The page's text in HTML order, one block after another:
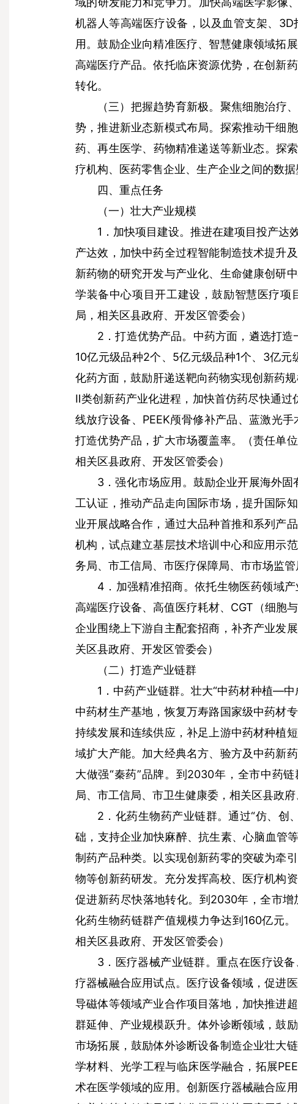
机器人等高端医疗设备，以及血管支架、
用。鼓励企业向精准医疗、智慧健康领域拓
高端医疗产品。依托临床资源优势，在创新
转化。
（三）把握趋势育新极。 聚焦细胞治疗
势，推进新业态新模式布局。探索推动干细
药、再生医学、药物精准递送等新业态。探
疗机构、医药零售企业、生产企业之间的数
四、重点任务
（一）壮大产业规模
1．加快项目建设。推进在建项目投产达
产达效，加快中药全过程智能制造技术提升
新药物的研究开发与产业化、生命健康创研
学装备中心项目开工建设，鼓励智慧医疗
局，相关区县政府、开发区管委会）
2．打造优势产品。中药方面，遴选打
10亿元级品种2个、5亿元级品种1个、3亿元
化药方面，鼓励肝递送靶向药物实现创新药
Ⅱ类创新药产业化进程，加快首仿药尽快通
线放疗设备、PEEK颅骨修补产品、蓝激光
打造优势产品，扩大市场覆盖率。（责任单
相关区县政府、开发区管委会）
3．强化市场应用。鼓励企业开展海外
工认证，推动产品走向国际市场，提升国际
业开展战略合作，通过大品种首推和系列产
机构，试点建立基层技术培训中心和应用示
务局、市工信局、市医疗保障局、市市场监
4．加强精准招商。依托生物医药领域
高端医疗设备、高值医疗耗材、CGT（细胞
企业围绕上下游自主配套招商，补齐产业发
关区县政府、开发区管委会）
（二）打造产业链群
1．中药产业链群。壮大“中药材种植—
中药材生产基地，恢复万寿路国家级中药材
持续发展和连续供应，补足上游中药材种植
域扩大产能。加大经典名方、验方及中药新
大做强“秦药”品牌。到2030年，全市中药
局、市工信局、市卫生健康委，相关区县政府
2．化药生物药产业链群。通过“仿、创
础，支持企业加快麻醉、抗生素、心脑血管
制药产品种类。以实现创新药零的突破为牵
物等创新药研发。充分发挥高校、医疗机构
促进新药尽快落地转化。到2030年，全市
化药生物药链群产值规模力争达到160亿元
相关区县政府、开发区管委会）
3．医疗器械产业链群。重点在医疗设
疗器械融合应用试点。医疗设备领域，促进
导磁体等领域产业合作项目落地，加快推进
群延伸、产业规模跃升。体外诊断领域，鼓
市场拓展，鼓励体外诊断设备制造企业壮大
学材料、光学工程与临床医学融合，拓展
术在医学领域的应用。创新医疗器械融合应